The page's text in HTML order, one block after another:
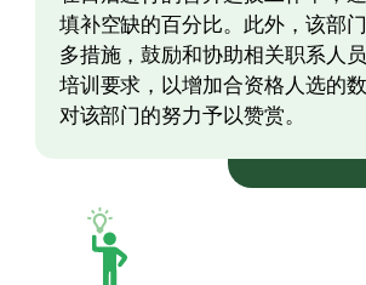
填补空缺的百分比。此外，该部
多措施，鼓励和协助相关职系人
培训要求，以增加合资格人选的
对该部门的努力予以赞赏。